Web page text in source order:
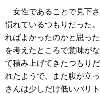
女性であることで見下さ
慣れているつもりだった
ればよかったのかと思っ
を考えたところで意味が
て積み上げてきたつもり
れたようで、また腹が立
さんは少しだけ低いバリ